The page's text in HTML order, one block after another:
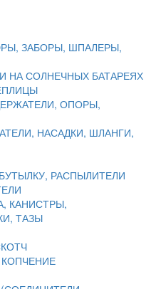
ЗАБОРЫ, ШПАЛЕРЫ,
НА СОЛНЕЧНЫХ БАТАРЕЯХ
ОПОРЫ,
НАСАДКИ, ШЛАНГИ,
РАСПЫЛИТЕЛИ
КАНИСТРЫ,
ТАЗЫ